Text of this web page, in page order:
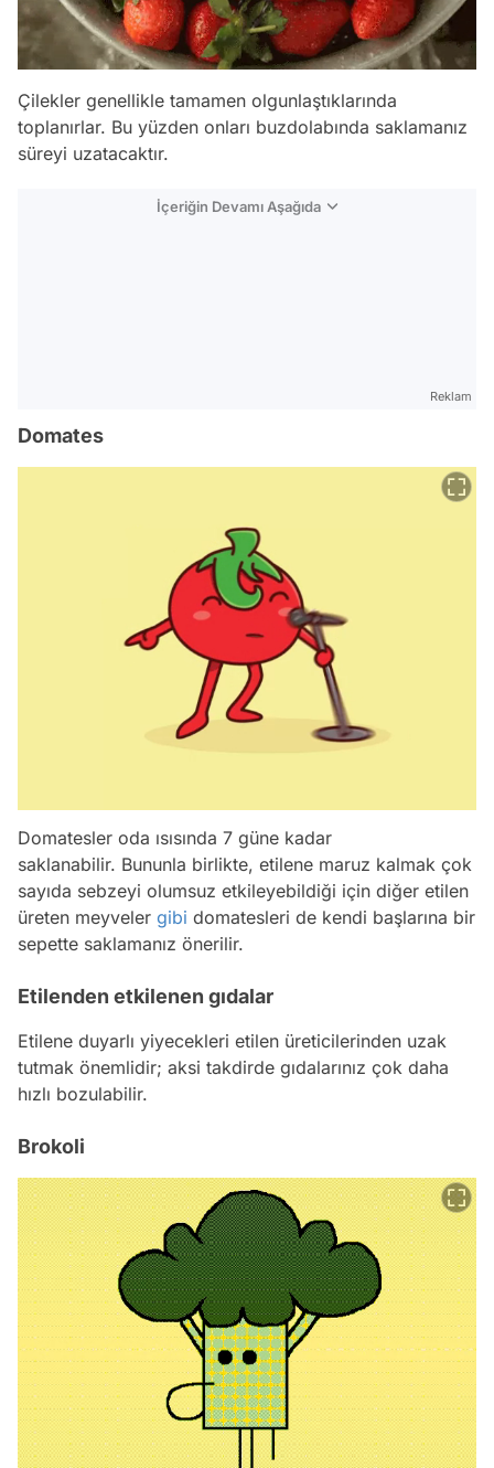
Çilekler genellikle tamamen olgunlaştıklarında
toplanırlar. Bu yüzden onları buzdolabında saklamanız
süreyi uzatacaktır.
İçeriğin Devamı Aşağıda
Reklam
Domates
Domatesler oda ısısında 7 güne kadar
saklanabilir. Bununla birlikte, etilene maruz kalmak çok
sayıda sebzeyi olumsuz etkileyebildiği için diğer etilen
üreten meyveler gibi domatesleri de kendi başlarına bir
sepette saklamanız önerilir.
Etilenden etkilenen gıdalar
Etilene duyarlı yiyecekleri etilen üreticilerinden uzak
tutmak önemlidir; aksi takdirde gıdalarınız çok daha
hızlı bozulabilir.
Brokoli